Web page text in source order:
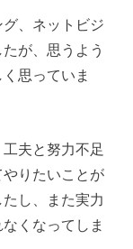
、ネットビジ
が、思うよう
思っていま
夫と努力不足
りたいことが
し、また実力
くなってしま